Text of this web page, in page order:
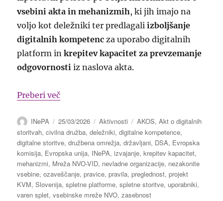
vsebini akta in mehanizmih, ki jih imajo na
voljo kot deležniki ter predlagaliizboljšanje
digitalnih kompetenc za uporabo digitalnih
platform inkrepitev kapacitet za prevzemanje
odgovornosti iz naslova akta.
Preberi več“Predlogi za krepitev kapacitet
Avtor
INePA
Objavljeno
dne
25/03/2026 Kategorije
Aktivnosti Oznake
AKOS,Akt o digitalnih
storitvah,civilna družba,deležniki,digitalne kompetence,
digitalne storitve,družbena omrežja,državljani, DSA, Evropska
komisija, Evropska unija, INePA,izvajanje,krepitev kapacitet,
mehanizmi, Mreža NVO-VID, nevladne organizacije, nezakonite
vsebine,ozaveščanje,pravice,pravila,preglednost,projekt
KVM,Slovenija,spletne platforme,spletne storitve, uporabniki,
varen splet,vsebinske mreže NVO,zasebnost